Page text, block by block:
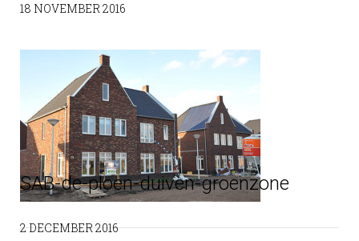
18 NOVEMBER 2016
SAB-de-ploen-duiven-groenzone
2 DECEMBER 2016